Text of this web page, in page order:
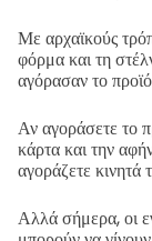
Με αρχαϊκούς
φόρμα και τη
αγόρασαν το
Αν αγοράσετε το
κάρτα και την
αγοράζετε κινητά
Αλλά σήμερα, οι